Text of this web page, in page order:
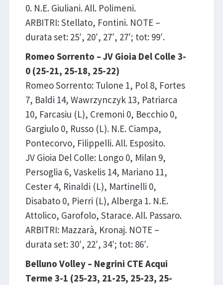
0. N.E. Giuliani. All. Polimeni.
ARBITRI: Stellato, Fontini. NOTE –
durata set: 25′, 20′, 27′, 27′; tot: 99′.
Romeo Sorrento – JV Gioia Del Colle 3-
0 (25-21, 25-18, 25-22)
Romeo Sorrento: Tulone 1, Pol 8, Fortes
7, Baldi 14, Wawrzynczyk 13, Patriarca
10, Farcasiu (L), Cremoni 0, Becchio 0,
Gargiulo 0, Russo (L). N.E. Ciampa,
Pontecorvo, Filippelli. All. Esposito.
JV Gioia Del Colle: Longo 0, Milan 9,
Persoglia 6, Vaskelis 14, Mariano 11,
Cester 4, Rinaldi (L), Martinelli 0,
Disabato 0, Pierri (L), Alberga 1. N.E.
Attolico, Garofolo, Starace. All. Passaro.
ARBITRI: Mazzarà, Kronaj. NOTE –
durata set: 30′, 22′, 34′; tot: 86′.
Belluno Volley – Negrini CTE Acqui
Terme 3-1 (25-23, 21-25, 25-23, 25-